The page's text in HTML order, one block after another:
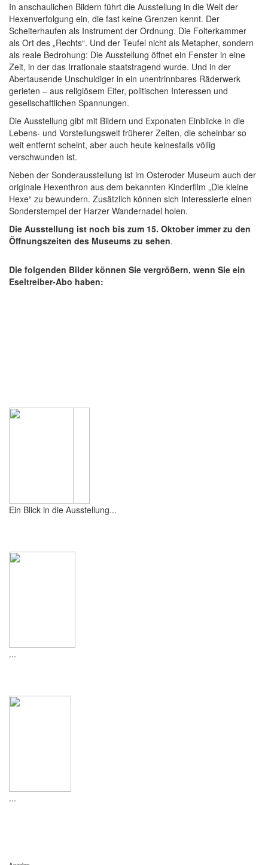
In anschaulichen Bildern führt die Ausstellung in die Welt der
Hexenverfolgung ein, die fast keine Grenzen kennt. Der
Scheiterhaufen als Instrument der Ordnung. Die Folterkammer
als Ort des „Rechts“. Und der Teufel nicht als Metapher, sondern
als reale Bedrohung: Die Ausstellung öffnet ein Fenster in eine
Zeit, in der das Irrationale staatstragend wurde. Und in der
Abertausende Unschuldiger in ein unentrinnbares Räderwerk
gerieten – aus religiösem Eifer, politischen Interessen und
gesellschaftlichen Spannungen.
Die Ausstellung gibt mit Bildern und Exponaten Einblicke in die
Lebens- und Vorstellungswelt früherer Zeiten, die scheinbar so
weit entfernt scheint, aber auch heute keinesfalls völlig
verschwunden ist.
Neben der Sonderausstellung ist im Osteroder Museum auch der
originale Hexenthron aus dem bekannten Kinderfilm „Die kleine
Hexe“ zu bewundern. Zusätzlich können sich Interessierte einen
Sonderstempel der Harzer Wandernadel holen.
Die Ausstellung ist noch bis zum 15. Oktober immer zu den
Öffnungszeiten des Museums zu sehen.
Die folgenden Bilder können Sie vergrößern, wenn Sie ein
Eseltreiber-Abo haben:
Ein Blick in die Ausstellung...
...
...
...